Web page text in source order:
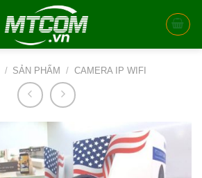
/ SẢN PHẨM / CAMERA IP WIFI